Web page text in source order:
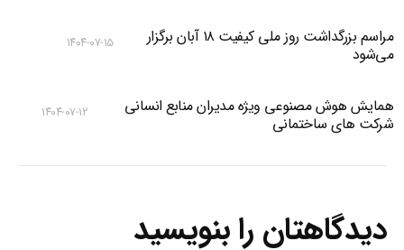
مراسم بزرگداشت روز ملی کیفیت ۱۸ آبان برگزار
می‌شود
۱۴۰۴-۰۷-۱۵
همایش هوش مصنوعی ویژه مدیران منابع انسانی
شرکت های ساختمانی
۱۴۰۴-۰۷-۱۲
دیدگاهتان را بنویسید